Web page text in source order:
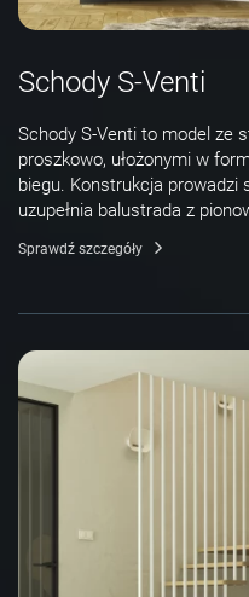
Schody S-Venti
Schody S-Venti to model ze
proszkowo, ułożonymi w
biegu. Konstrukcja prowadzi
uzupełnia balustrada z
Sprawdź szczegóły